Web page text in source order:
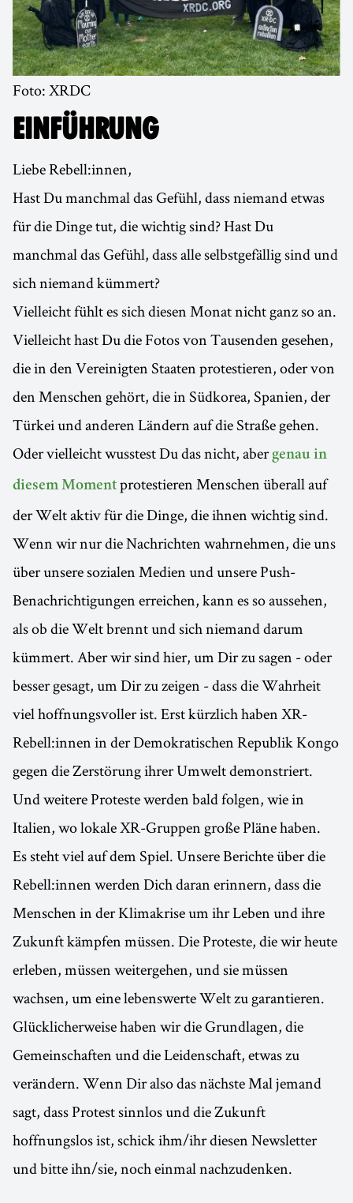
Foto: XRDC
EINFÜHRUNG
Liebe Rebell:innen,
Hast Du manchmal das Gefühl, dass niemand etwas
für die Dinge tut, die wichtig sind? Hast Du
manchmal das Gefühl, dass alle selbstgefällig sind und
sich niemand kümmert?
Vielleicht fühlt es sich diesen Monat nicht ganz so an.
Vielleicht hast Du die Fotos von Tausenden gesehen,
die in den Vereinigten Staaten protestieren, oder von
den Menschen gehört, die in Südkorea, Spanien, der
Türkei und anderen Ländern auf die Straße gehen.
Oder vielleicht wusstest Du das nicht, aber genau in
diesem Moment protestieren Menschen überall auf
der Welt aktiv für die Dinge, die ihnen wichtig sind.
Wenn wir nur die Nachrichten wahrnehmen, die uns
über unsere sozialen Medien und unsere Push-
Benachrichtigungen erreichen, kann es so aussehen,
als ob die Welt brennt und sich niemand darum
kümmert. Aber wir sind hier, um Dir zu sagen - oder
besser gesagt, um Dir zu zeigen - dass die Wahrheit
viel hoffnungsvoller ist. Erst kürzlich haben XR-
Rebell:innen in der Demokratischen Republik Kongo
gegen die Zerstörung ihrer Umwelt demonstriert.
Und weitere Proteste werden bald folgen, wie in
Italien, wo lokale XR-Gruppen große Pläne haben.
Es steht viel auf dem Spiel. Unsere Berichte über die
Rebell:innen werden Dich daran erinnern, dass die
Menschen in der Klimakrise um ihr Leben und ihre
Zukunft kämpfen müssen. Die Proteste, die wir heute
erleben, müssen weitergehen, und sie müssen
wachsen, um eine lebenswerte Welt zu garantieren.
Glücklicherweise haben wir die Grundlagen, die
Gemeinschaften und die Leidenschaft, etwas zu
verändern. Wenn Dir also das nächste Mal jemand
sagt, dass Protest sinnlos und die Zukunft
hoffnungslos ist, schick ihm/ihr diesen Newsletter
und bitte ihn/sie, noch einmal nachzudenken.